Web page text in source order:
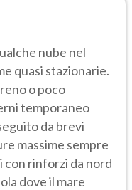
nube nel
quasi stazionarie.
o poco
temporaneo
da brevi
massime sempre
con rinforzi da nord
dove il mare